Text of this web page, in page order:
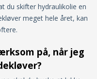
du skifter hydraulikolie en
meget hele året, kan
på, når jeg